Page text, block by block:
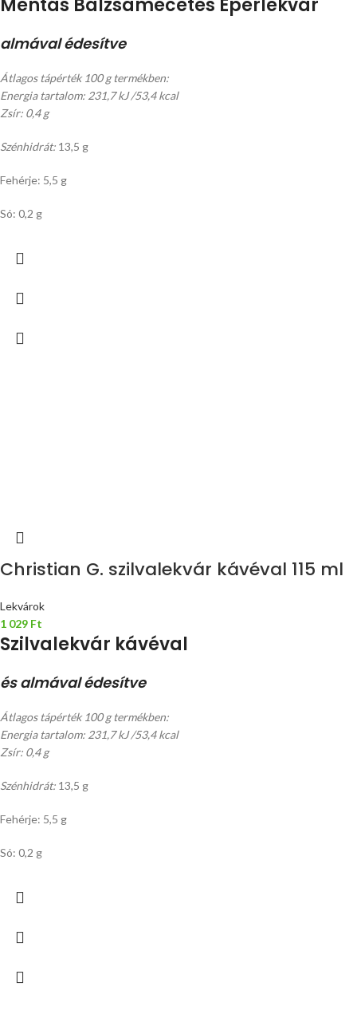
Mentás Balzsamecetes Eperlekvár
almával édesítve
Átlagos tápérték 100 g termékben:
Energia tartalom: 231,7 kJ /53,4 kcal
Zsír: 0,4 g
Szénhidrát: 13,5 g
Fehérje: 5,5 g
Só: 0,2 g
Christian G. szilvalekvár kávéval 115 ml
Lekvárok
1 029 Ft
Szilvalekvár kávéval
és almával édesítve
Átlagos tápérték 100 g termékben:
Energia tartalom: 231,7 kJ /53,4 kcal
Zsír: 0,4 g
Szénhidrát: 13,5 g
Fehérje: 5,5 g
Só: 0,2 g